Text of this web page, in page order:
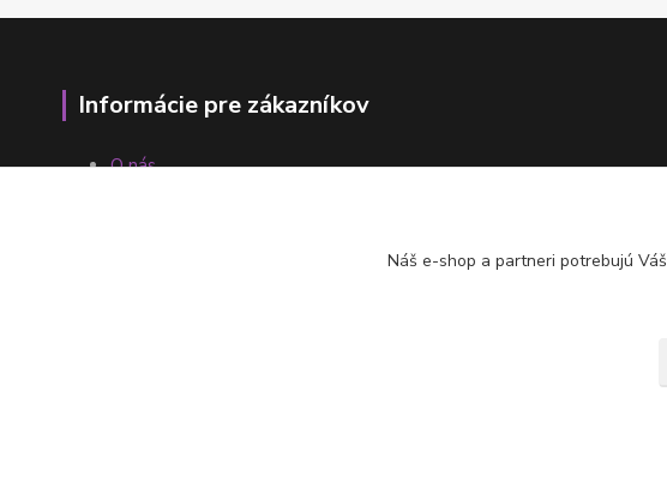
Informácie pre zákazníkov
O nás
Náš e-shop a partneri potrebujú Váš